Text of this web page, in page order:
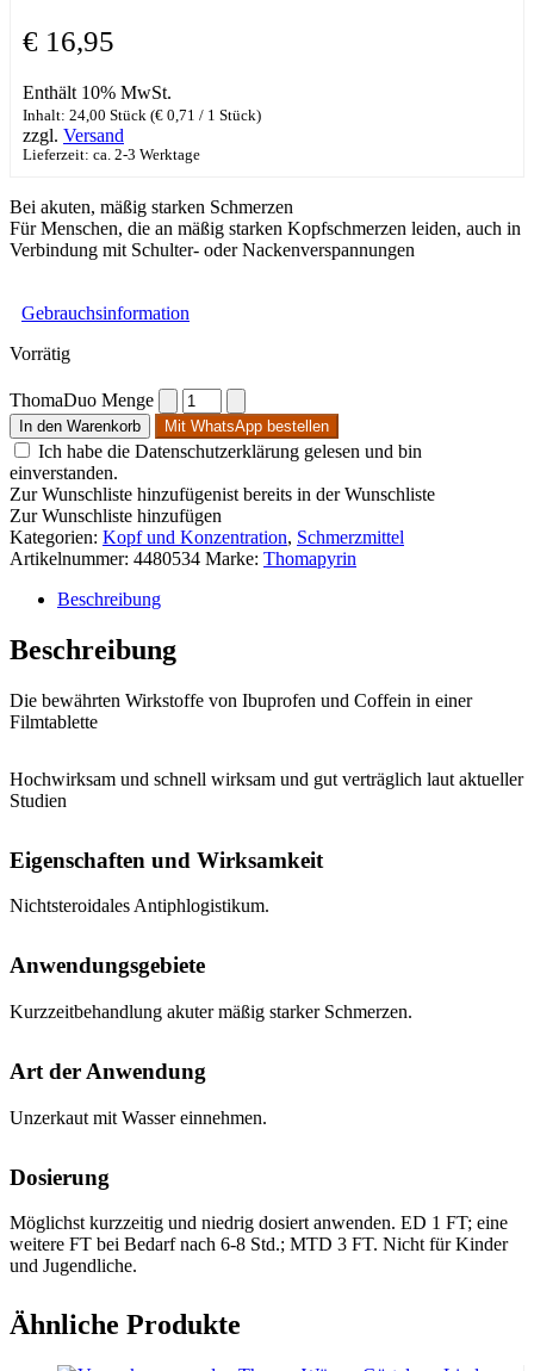
€ 16,95
Enthält 10% MwSt.
Inhalt: 24,00 Stück (€ 0,71 / 1 Stück)
zzgl. Versand
Lieferzeit: ca. 2-3 Werktage
Bei akuten, mäßig starken Schmerzen
Für Menschen, die an mäßig starken Kopfschmerzen leiden, auch in
Verbindung mit Schulter- oder Nackenverspannungen
Gebrauchsinformation
Vorrätig
ThomaDuo Menge
In den Warenkorb Mit WhatsApp bestellen
Ich habe die Datenschutzerklärung gelesen und bin
einverstanden.
Zur Wunschliste hinzufügenist bereits in der Wunschliste
Zur Wunschliste hinzufügen
Kategorien: Kopf und Konzentration, Schmerzmittel
Artikelnummer: 4480534 Marke: Thomapyrin
Beschreibung
Beschreibung
Die bewährten Wirkstoffe von Ibuprofen und Coffein in einer
Filmtablette
Hochwirksam und schnell wirksam und gut verträglich laut aktueller
Studien
Eigenschaften und Wirksamkeit
Nichtsteroidales Antiphlogistikum.
Anwendungsgebiete
Kurzzeitbehandlung akuter mäßig starker Schmerzen.
Art der Anwendung
Unzerkaut mit Wasser einnehmen.
Dosierung
Möglichst kurzzeitig und niedrig dosiert anwenden. ED 1 FT; eine
weitere FT bei Bedarf nach 6-8 Std.; MTD 3 FT. Nicht für Kinder
und Jugendliche.
Gegenanzeigen
Ähnliche Produkte